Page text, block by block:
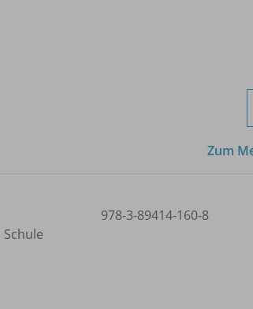
Zum
978-3-89414-160-8